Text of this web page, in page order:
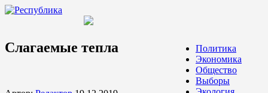
Политика
Экономика
Общество
Выборы
Слагаемые тепла